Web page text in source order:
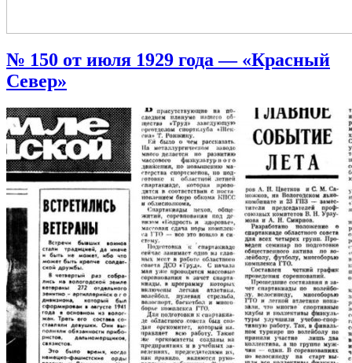
№ 150 от июля 1929 года — «Красный
Север»